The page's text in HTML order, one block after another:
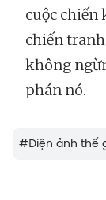
cuộc chiến
chiến
không
phán nó.
#Điện ảnh thế